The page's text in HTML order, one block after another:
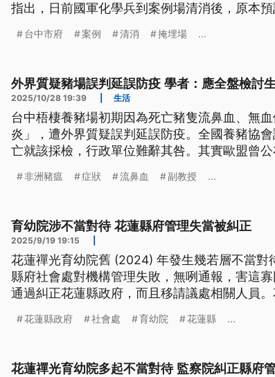
指出，日前國軍化學兵到案例場清消後，原本
市政府回應，因為動保處人員誤解指令，逕自
台中市府 案例 清消 掩埋場 ...
外界質疑豬場誤判延誤防疫 學者：應全盤檢討
2025/10/28 19:39 生活
台中梧棲養豬場初期因為死亡豬隻流鼻血、無
炎」，遭外界質疑誤判延誤防疫。全國養豬協
亡就該採檢，行政單位難辭其咎。其實歐盟曾
非洲豬瘟 症狀 流鼻血 副教授 ...
育幼院涉不當對待 花蓮縣府管理失當被糾正
2025/9/19 19:15
花蓮禪光育幼院舊 (2024) 年發生幾若層不當對
縣府社會處對機構管理失敗，無咧通報，害這
通過糾正花蓮縣政府，而且移請議處相關人員
花蓮縣政府 社會處 育幼院 花蓮縣 ...
花蓮禪光育幼院多起不當對待 監察院糾正縣府